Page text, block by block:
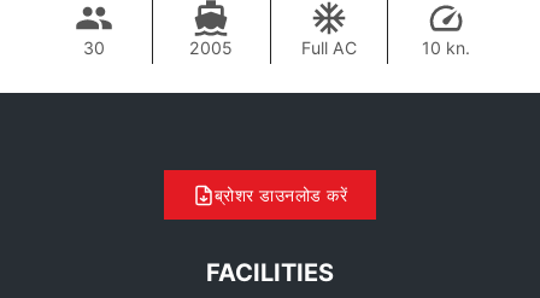
30 2005 Full AC 10 kn.
ब्रोशर डाउनलोड करें
FACILITIES